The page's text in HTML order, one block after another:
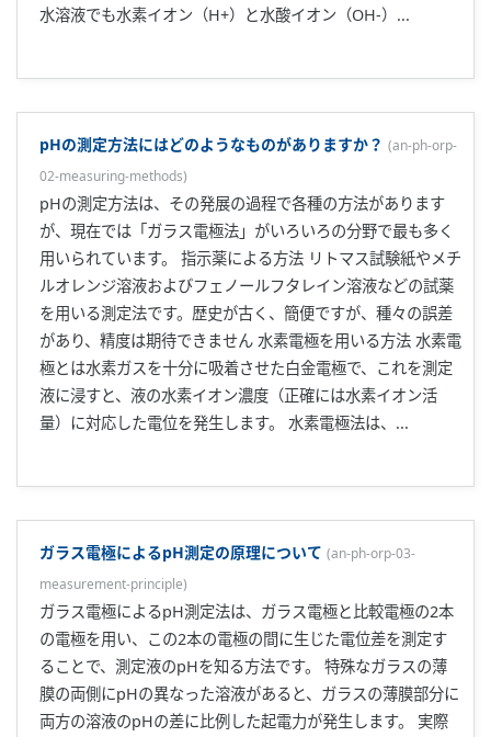
水溶液でも水素イオン（H+）と水酸イオン（OH-）...
pHの測定方法にはどのようなものがありますか？ (an-ph-orp-
02-measuring-methods)
pHの測定方法は、その発展の過程で各種の方法があります
が、現在では「ガラス電極法」がいろいろの分野で最も多く
用いられています。 指示薬による方法 リトマス試験紙やメチ
ルオレンジ溶液およびフェノールフタレイン溶液などの試薬
を用いる測定法です。歴史が古く、簡便ですが、種々の誤差
があり、精度は期待できません 水素電極を用いる方法 水素電
極とは水素ガスを十分に吸着させた白金電極で、これを測定
液に浸すと、液の水素イオン濃度（正確には水素イオン活
量）に対応した電位を発生します。 水素電極法は、...
ガラス電極によるpH測定の原理について (an-ph-orp-03-
measurement-principle)
ガラス電極によるpH測定法は、ガラス電極と比較電極の2本
の電極を用い、この2本の電極の間に生じた電位差を測定す
ることで、測定液のpHを知る方法です。 特殊なガラスの薄
膜の両側にpHの異なった溶液があると、ガラスの薄膜部分に
両方の溶液のpHの差に比例した起電力が発生します。 実際